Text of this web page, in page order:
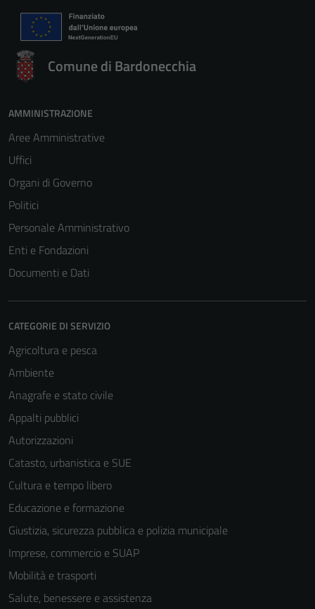
Comune di Bardonecchia
AMMINISTRAZIONE
Aree Amministrative
Uffici
Organi di Governo
Politici
Personale Amministrativo
Enti e Fondazioni
Documenti e Dati
CATEGORIE DI SERVIZIO
Agricoltura e pesca
Ambiente
Anagrafe e stato civile
Appalti pubblici
Autorizzazioni
Catasto, urbanistica e SUE
Cultura e tempo libero
Educazione e formazione
Giustizia, sicurezza pubblica e polizia municipale
Imprese, commercio e SUAP
Mobilità e trasporti
Salute, benessere e assistenza